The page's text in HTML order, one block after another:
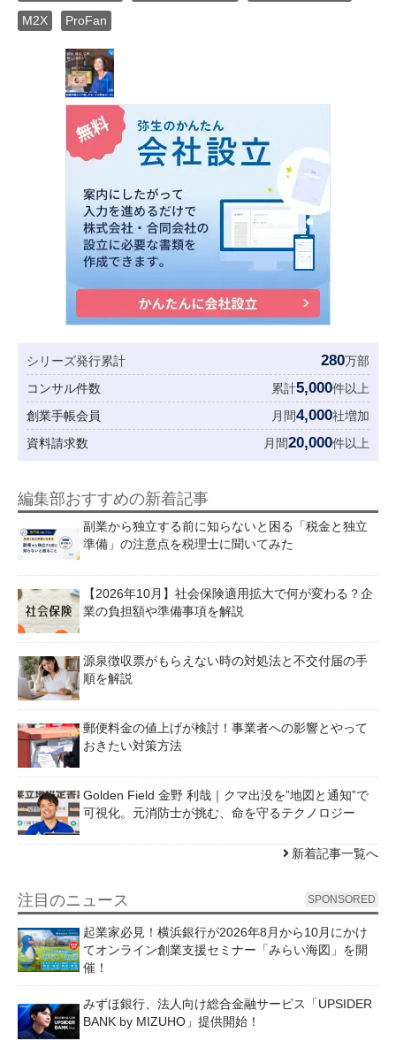
M2X ProFan
シリーズ発行累計 280万部
コンサル件数
累計5,000件以上
創業手帳会員
月間4,000社増加
資料請求数
月間20,000件以上
編集部おすすめの新着記事
副業から独立する前に知らないと困る「税金と独立
準備」の注意点を税理士に聞いてみた
【2026年10月】社会保険適用拡大で何が変わる？企
業の負担額や準備事項を解説
源泉徴収票がもらえない時の対処法と不交付届の手
順を解説
郵便料金の値上げが検討！事業者への影響とやって
おきたい対策方法
Golden Field 金野 利哉｜クマ出没を”地図と通知”で
可視化。元消防士が挑む、命を守るテクノロジー
新着記事一覧へ
注目のニュース SPONSORED
起業家必見！横浜銀行が2026年8月から10月にかけ
てオンライン創業支援セミナー「みらい海図」を開
催！
みずほ銀行、法人向け総合金融サービス「UPSIDER
BANK by MIZUHO」提供開始！